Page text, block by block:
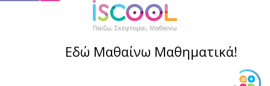
Εδώ Μαθαίνω Μαθηματικά!